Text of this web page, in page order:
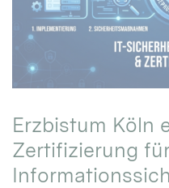
Erzbistum Köln
Zertifizierung